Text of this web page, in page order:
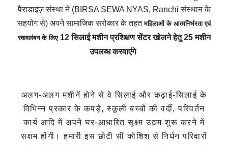
पैराडाइज़ संस्था ने (BIRSA SEWA NYAS, Ranchiसंस्थानके
सहयोग से) अपने सामाजिक सरोकार के तहतमहिलाओं के आत्मनिर्भरता एवं
स्वावलंबन के लिए 12 सिलाई मशीन प्रशिक्षण सेंटर खोलने हेतु 25 मशीन
उपलब्ध करवाएंगे
अलग-अलग मशीनें होने से वे सिलाई और कढ़ाई-सिलाई के
विभिन्न प्रकार के कपड़े, स्कूली बच्चों की वर्दी, परिवर्तन
कार्य आदि में अपने घर-आधारित सूक्ष्म उद्यम शुरू करने में
सक्षम होंगी।हमारी इस छोटी सी कोशिश से निर्धन परिवारों